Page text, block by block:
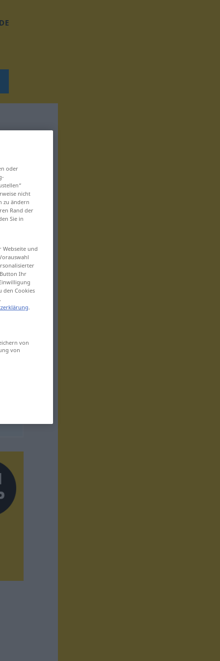
oder
nicht
zu ändern
Rand der
Sie in
und
Ihr
den Cookies
.
von
von